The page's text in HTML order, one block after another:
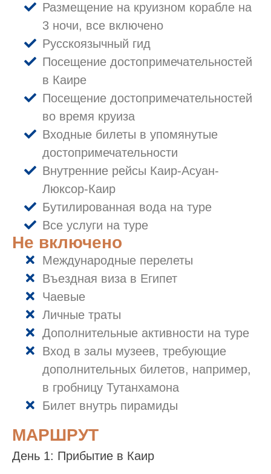
Размещение на круизном корабле на
3 ночи, все включено
Русскоязычный гид
Посещение достопримечательностей
в Каире
Посещение достопримечательностей
во время круиза
Входные билеты в упомянутые
достопримечательности
Внутренние рейсы Каир-Асуан-
Люксор-Каир
Бутилированная вода на туре
Все услуги на туре
Не включено
Международные перелеты
Въездная виза в Египет
Чаевые
Личные траты
Дополнительные активности на туре
Вход в залы музеев, требующие
дополнительных билетов, например,
в гробницу Тутанхамона
Билет внутрь пирамиды
МАРШРУТ
День 1: Прибытие в Каир